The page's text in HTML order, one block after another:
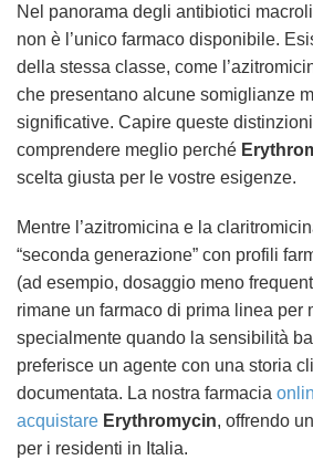
Nel panorama degli antibiotici
non è l’unico farmaco disponibile.
della stessa classe, come
che presentano alcune somiglianze
significative. Capire queste
comprendere meglio perché
scelta giusta per le vostre esigenze.
Mentre l’azitromicina e la
“seconda generazione” con profili
(ad esempio, dosaggio meno
rimane un farmaco di prima linea per
specialmente quando la sensibilità
preferisce un agente con una storia
documentata. La nostra farmacia
acquistare Erythromycin, offrendo
per i residenti in Italia.